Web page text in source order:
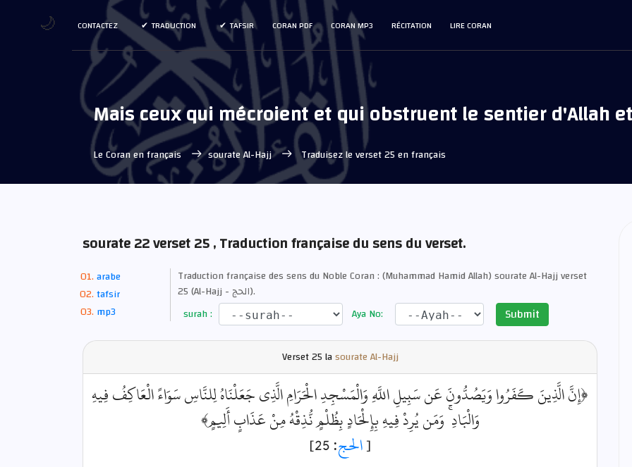
LIRE CORAN
RÉCITATION
CORAN MP3
CORAN PDF
TAFSIR
TRADUCTION
CONTACTEZ
Mais ceux qui mécroient et qui obstruent le sentier d'Allah
Le Coran en français sourate Al-Hajj Traduisez le verset 25 en français
sourate 22 verset 25 , Traduction française du sens du verset.
arabe
tafsir
mp3
Traduction française des sens du Noble Coran : (Muhammad Hamid Allah) sourate Al-Hajj verset
25 (Al-Hajj - الحج).
surah :
Aya No: Submit
Verset25 lasourate Al-Hajj
﴿إِنَّ الَّذِينَ كَفَرُوا وَيَصُدُّونَ عَن سَبِيلِ اللَّهِ وَالْمَسْجِدِ الْحَرَامِ الَّذِي جَعَلْنَاهُ لِلنَّاسِ سَوَاءً الْعَاكِفُ فِيهِ
وَالْبَادِ ۚ وَمَن يُرِدْ فِيهِ بِإِلْحَادٍ بِظُلْمٍ نُّذِقْهُ مِنْ عَذَابٍ أَلِيمٍ﴾
[الحج: 25]
🌙